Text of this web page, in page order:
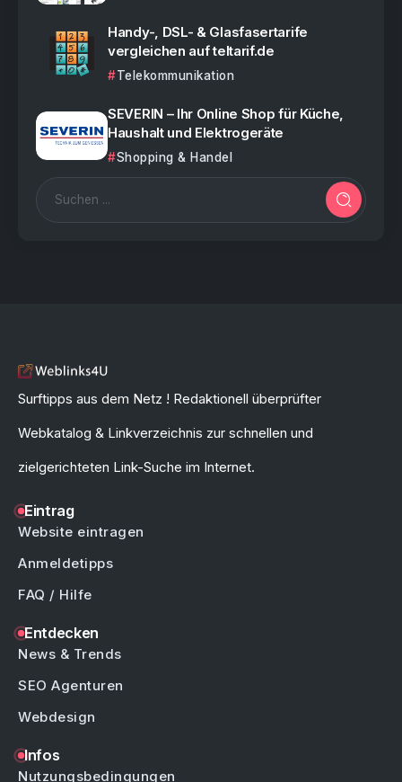
Handy-, DSL- & Glasfasertarife
vergleichen auf teltarif.de
Telekommunikation
SEVERIN – Ihr Online Shop für Küche,
Haushalt und Elektrogeräte
Shopping & Handel
Surftipps aus dem Netz ! Redaktionell überprüfter
Webkatalog & Linkverzeichnis zur schnellen und
zielgerichteten Link-Suche im Internet.
Eintrag
Website eintragen
Anmeldetipps
FAQ / Hilfe
Entdecken
News & Trends
SEO Agenturen
Webdesign
Infos
Nutzungsbedingungen